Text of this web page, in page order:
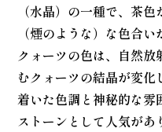
（水晶）の一種で、茶
（煙のような）な色合
クォーツの色は、自然
むクォーツの結晶が変化
着いた色調と神秘的な
ストーンとして人気があ